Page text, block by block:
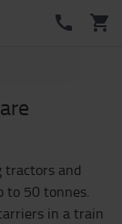
tractors and
to 50 tonnes.
in a train